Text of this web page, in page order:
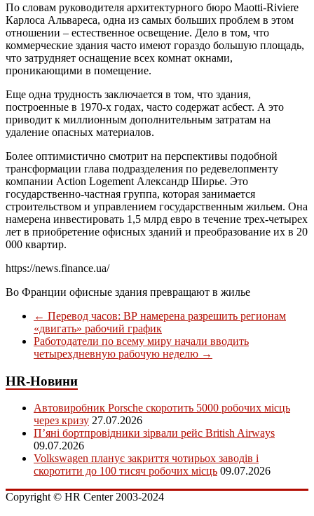
По словам руководителя архитектурного бюро Maotti-Riviere
Карлоса Альвареса, одна из самых больших проблем в этом
отношении – естественное освещение. Дело в том, что
коммерческие здания часто имеют гораздо большую площадь,
что затрудняет оснащение всех комнат окнами,
проникающими в помещение.
Еще одна трудность заключается в том, что здания,
построенные в 1970-х годах, часто содержат асбест. А это
приводит к миллионным дополнительным затратам на
удаление опасных материалов.
Более оптимистично смотрит на перспективы подобной
трансформации глава подразделения по редевелопменту
компании Action Logement Александр Ширье. Это
государственно-частная группа, которая занимается
строительством и управлением государственным жильем. Она
намерена инвестировать 1,5 млрд евро в течение трех-четырех
лет в приобретение офисных зданий и преобразование их в 20
000 квартир.
https://news.finance.ua/
Во Франции офисные здания превращают в жилье
← Перевод часов: ВР намерена разрешить регионам
«двигать» рабочий график
Работодатели по всему миру начали вводить
четырехдневную рабочую неделю →
HR-Новини
Автовиробник Porsche скоротить 5000 робочих місць
через кризу 27.07.2026
П’яні бортпровідники зірвали рейс British Airways
09.07.2026
Volkswagen планує закриття чотирьох заводів і
скоротити до 100 тисяч робочих місць 09.07.2026
Copyright © HR Center 2003-2024